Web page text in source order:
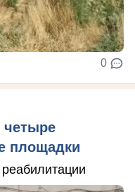
0
четыре
площадки